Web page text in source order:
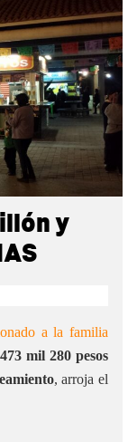
y
a la familia
mil 280 pesos
, arroja el